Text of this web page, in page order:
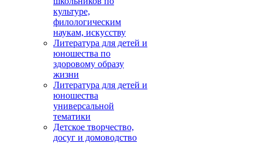
культуре,
филологическим
наукам, искусству
Литература для детей и
юношества по
здоровому образу
жизни
Литература для детей и
юношества
универсальной
тематики
Детское творчество,
досуг и домоводство